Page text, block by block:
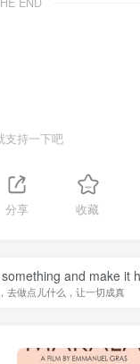
支持一下吧
分享 收藏
and make it
去做点儿什么，让一切成真